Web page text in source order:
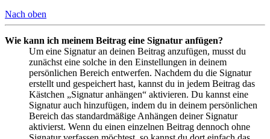
Nach oben
Wie kann ich meinem Beitrag eine Signatur anfügen?
Um eine Signatur an deinen Beitrag anzufügen, musst du
zunächst eine solche in den Einstellungen in deinem
persönlichen Bereich entwerfen. Nachdem du die Signatur
erstellt und gespeichert hast, kannst du in jedem Beitrag das
Kästchen „Signatur anhängen“ aktivieren. Du kannst eine
Signatur auch hinzufügen, indem du in deinem persönlichen
Bereich das standardmäßige Anhängen deiner Signatur
aktivierst. Wenn du einen einzelnen Beitrag dennoch ohne